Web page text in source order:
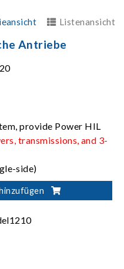
Listenansicht
Antriebe
provide Power HIL
transmissions, and 3-
side)
side)